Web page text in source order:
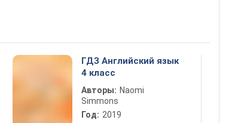
ГДЗ Английский язык
4 класс
Авторы: Naomi
Simmons
Год: 2019